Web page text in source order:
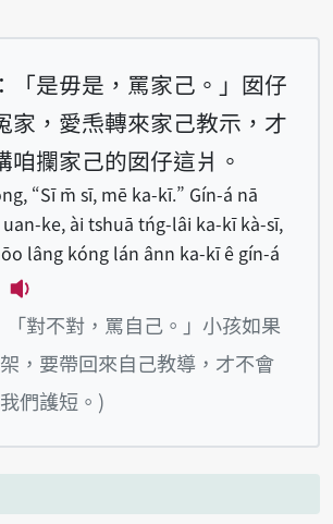
「是毋是，罵家己。」囡仔
家，愛𤆬轉來家己教示，才
咱攔家己的囡仔這爿。
“Sī m̄ sī, mē ka-kī.” Gín-á nā
ke, ài tshuā tńg-lâi ka-kī kà-sī,
lâng kóng lán ânn ka-kī ê gín-á
播放例句Sio̍k-gí kóng, “Sī m̄
「對不對，罵自己。」小孩如果
，要帶回來自己教導，才不會
們護短。)